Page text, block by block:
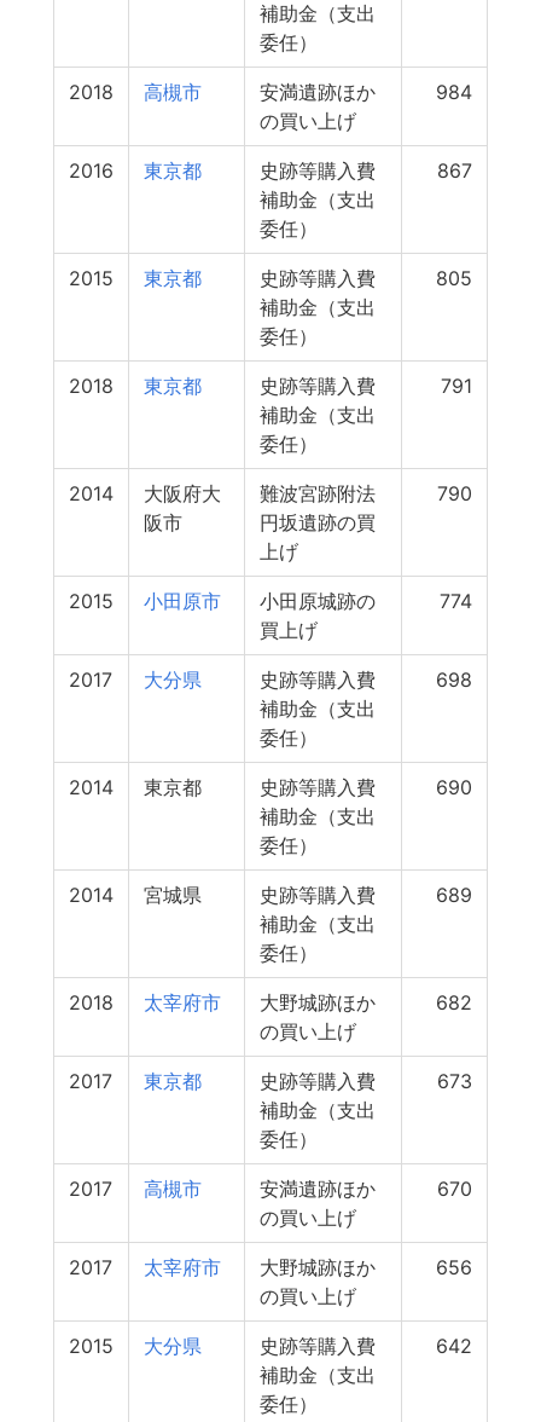
補助金（支出
委任）
2018 高槻市
安満遺跡ほか
の買い上げ
984
2016 東京都
史跡等購入費
補助金（支出
委任）
867
2015 東京都
史跡等購入費
補助金（支出
委任）
805
2018 東京都
史跡等購入費
補助金（支出
委任）
791
2014
大阪府大
阪市
難波宮跡附法
円坂遺跡の買
上げ
790
2015 小田原市
小田原城跡の
買上げ
774
2017 大分県
史跡等購入費
補助金（支出
委任）
698
2014 東京都
史跡等購入費
補助金（支出
委任）
690
2014 宮城県
史跡等購入費
補助金（支出
委任）
689
2018 太宰府市
大野城跡ほか
の買い上げ
682
2017 東京都
史跡等購入費
補助金（支出
委任）
673
2017 高槻市
安満遺跡ほか
の買い上げ
670
2017 太宰府市
大野城跡ほか
の買い上げ
656
2015 大分県
史跡等購入費
補助金（支出
委任）
642